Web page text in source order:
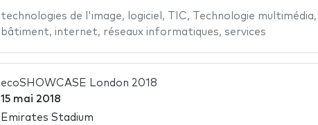
technologies de l'image, logiciel , TIC, Technologie multimédia,
bâtiment, internet, réseaux informatiques, services
ecoSHOWCASE London 2018
15 mai 2018
Emirates Stadium